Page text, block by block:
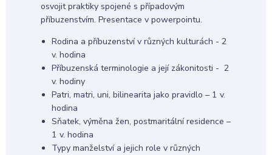
osvojit praktiky spojené s případovým
příbuzenstvím. Presentace v powerpointu.
Rodina a příbuzenství v různých kulturách - 2
v. hodina
Příbuzenská terminologie a její zákonitosti - 2
v. hodiny
Patri, matri, uni, bilinearita jako pravidlo – 1 v.
hodina
Sňatek, výměna žen, postmaritální residence –
1 v. hodina
Typy manželství a jejich role v různých